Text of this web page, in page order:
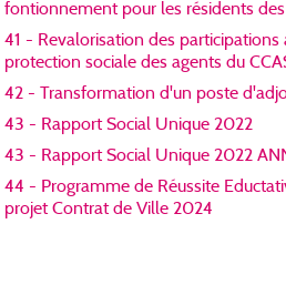
fontionnement pour les résidents des
41 - Revalorisation des
protection sociale des agents du
42 - Transformation d'un poste
43 - Rapport Social Unique 2022
43 - Rapport Social Unique 2022
44 - Programme de Réussite
projet Contrat de Ville 2024